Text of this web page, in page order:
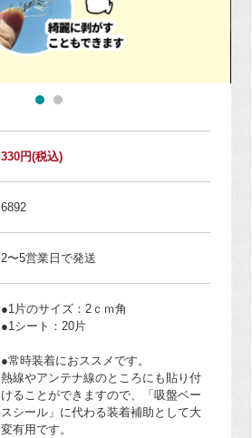
330円(税込)
6892
2〜5営業日で発送
●1片のサイズ：2ｃｍ角
●1シート：20片
●常時装着におススメです。
熱線やアンテナ線のところにも貼り付
けることができますので、「吸盤ベー
スシール」に代わる装着補助として大
変有用です。